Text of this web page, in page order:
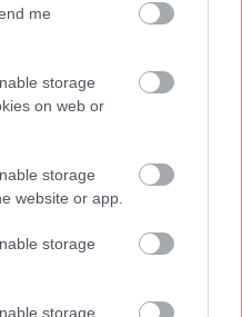
me
storage
on web or
storage
website or app.
storage
storage